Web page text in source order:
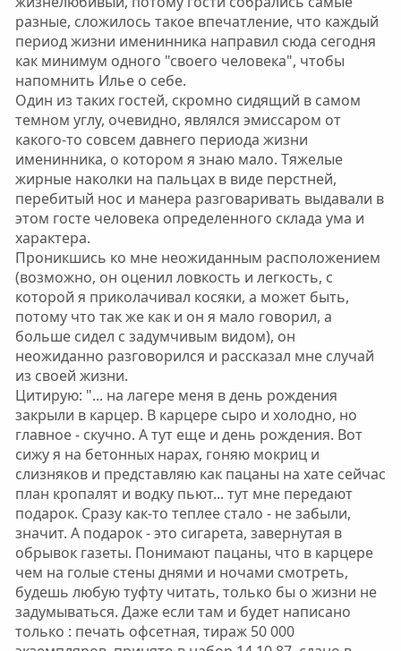
разные, сложилось такое впечатление, что каждый
период жизни именинника направил сюда сегодня
как минимум одного "своего человека", чтобы
напомнить Илье о себе.
Один из таких гостей, скромно сидящий в самом
темном углу, очевидно, являлся эмиссаром от
какого-то совсем давнего периода жизни
именинника, о котором я знаю мало. Тяжелые
жирные наколки на пальцах в виде перстней,
перебитый нос и манера разговаривать выдавали в
этом госте человека определенного склада ума и
характера.
Проникшись ко мне неожиданным расположением
(возможно, он оценил ловкость и легкость, с
которой я приколачивал косяки, а может быть,
потому что так же как и он я мало говорил, а
больше сидел с задумчивым видом), он
неожиданно разговорился и рассказал мне случай
из своей жизни.
Цитирую: "... на лагере меня в день рождения
закрыли в карцер. В карцере сыро и холодно, но
главное - скучно. А тут еще и день рождения. Вот
сижу я на бетонных нарах, гоняю мокриц и
слизняков и представляю как пацаны на хате сейчас
план кропалят и водку пьют... тут мне передают
подарок. Сразу как-то теплее стало - не забыли,
значит. А подарок - это сигарета, завернутая в
обрывок газеты. Понимают пацаны, что в карцере
чем на голые стены днями и ночами смотреть,
будешь любую туфту читать, только бы о жизни не
задумываться. Даже если там и будет написано
только : печать офсетная, тираж 50 000